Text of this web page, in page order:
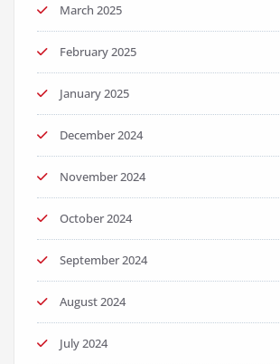
March 2025
February 2025
January 2025
December 2024
November 2024
October 2024
September 2024
August 2024
July 2024